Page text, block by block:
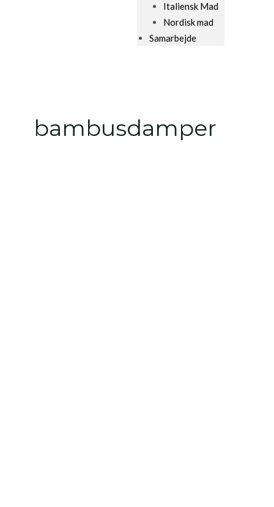
Italiensk Mad
Nordisk mad
Samarbejde
bambusdamper